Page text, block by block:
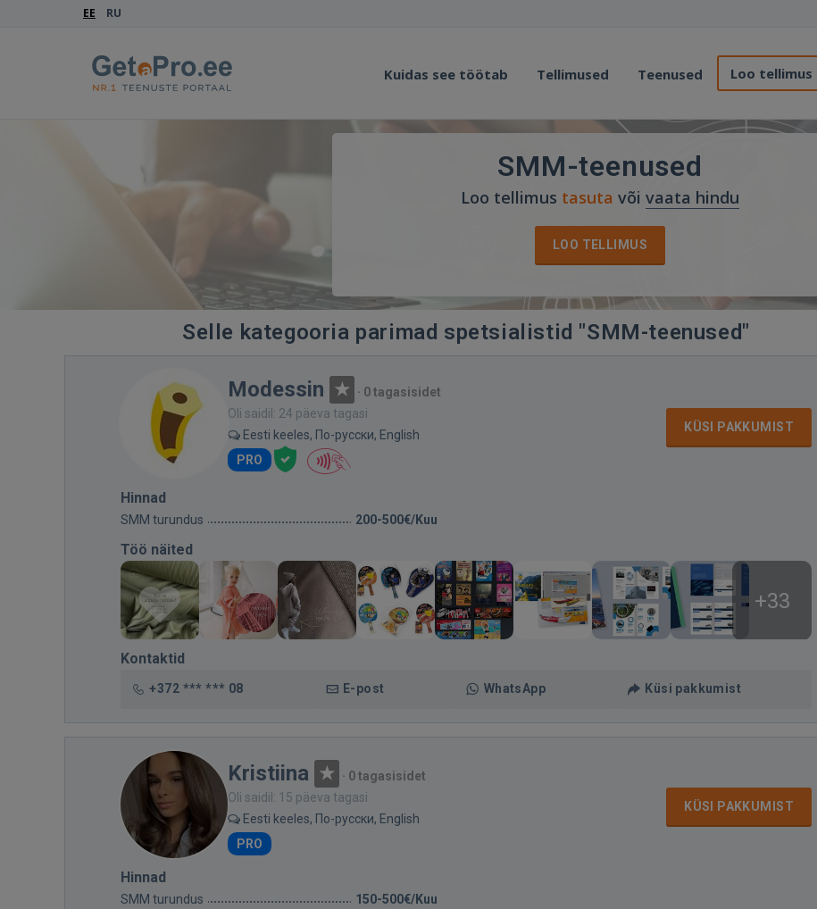
EE RU
Kuidas see töötab Tellimused Teenused Loo tellimus
SMM-teenused
Loo tellimus tasuta või vaata hindu
LOO TELLIMUS
Selle kategooria parimad spetsialistid "SMM-teenused"
Modessin · 0 tagasisidet
Oli saidil: 24 päeva tagasi
Eesti keeles, По-русски, English
PRO
KÜSI PAKKUMIST
Hinnad
SMM turundus 200-500€/Kuu
Töö näited
+33
Kontaktid
+372 *** *** 08 E-post WhatsApp Küsi pakkumist
Kristiina · 0 tagasisidet
Oli saidil: 15 päeva tagasi
Eesti keeles, По-русски, English
PRO
KÜSI PAKKUMIST
Hinnad
SMM turundus 150-500€/Kuu